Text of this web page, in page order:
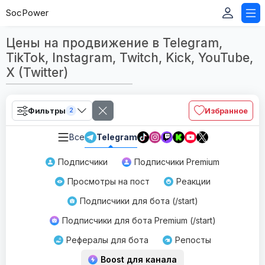
SocPower
Цены на продвижение в Telegram,
TikTok, Instagram, Twitch, Kick, YouTube,
X (Twitter)
Фильтры 2 Избранное
Все Telegram
Подписчики
Подписчики Premium
Просмотры на пост
Реакции
Подписчики для бота (/start)
Подписчики для бота Premium (/start)
Рефералы для бота
Репосты
Boost для канала